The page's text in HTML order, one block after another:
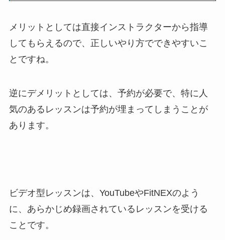
メリットとしては直接インストラクターから指導
してもらえるので、正しいやり方でできやすいこ
とですね。
逆にデメリットとしては、予約が必要で、特に人
気のあるレッスンは予約が埋まってしまうことが
あります。
ビデオ型レッスンは、YouTubeやFitNEXのよう
に、あらかじめ録画されているレッスンを受ける
ことです。